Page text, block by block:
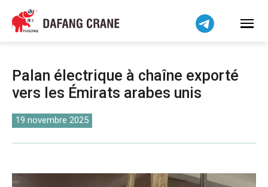
Palan électrique à chaîne exporté
vers les Émirats arabes unis
19 novembre 2025
Bahasa Indonesia
Bahasa Melayu
বাংলা
فارسی
Pilipino
اردو
Čeština